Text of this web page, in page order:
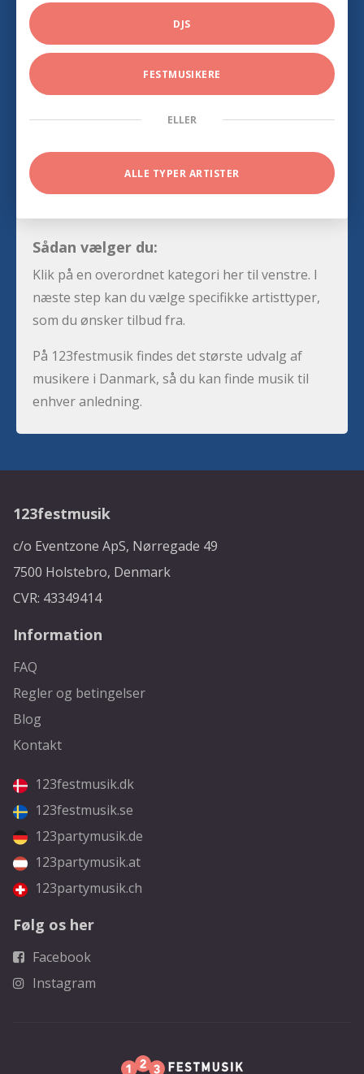
DJS
FESTMUSIKERE
ELLER
ALLE TYPER ARTISTER
Sådan vælger du:
Klik på en overordnet kategori her til venstre. I
næste step kan du vælge specifikke artisttyper,
som du ønsker tilbud fra.
På 123festmusik findes det største udvalg af
musikere i Danmark, så du kan finde musik til
enhver anledning.
123festmusik
c/o Eventzone ApS, Nørregade 49
7500 Holstebro, Denmark
CVR: 43349414
Information
FAQ
Regler og betingelser
Blog
Kontakt
123festmusik.dk
123festmusik.se
123partymusik.de
123partymusik.at
123partymusik.ch
Følg os her
Facebook
Instagram